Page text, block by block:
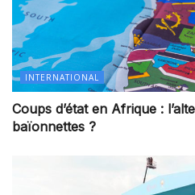
INTERNATIONAL
Coups d’état en Afrique :
baïonnettes ?